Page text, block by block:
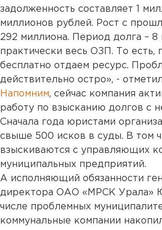
задолженность составляет 1
миллионов рублей. Рост с
292 миллиона. Период долга – 8
практически весь ОЗП. То есть,
бесплатно отдаем ресурс.
действительно остро», -
Напомним, сейчас компания
работу по взысканию долгов с
Сначала года юристами
свыше 500 исков в суды. В том
взыскиваются с управляющих
муниципальных предприятий.
А исполняющий обязанности
директора ОАО «МРСК Урала»
числе проблемных
коммунальные компании